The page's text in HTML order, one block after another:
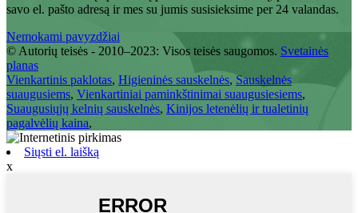
savo el. pašto adresą ir mes su jumis susisieksime per 24 valandas.
Nemokami pavyzdžiai
© Autorių teisės - 2010–2023: Visos teisės saugomos. Svetainės
planas
Vienkartinis paklotas, Higieninės sauskelnės, Sauskelnės
suaugusiems, Vienkartiniai paminkštinimai suaugusiesiems,
Suaugusiųjų kelnių sauskelnės, Kinijos letenėlių ir tualetinių
pagalvėlių kaina,
Siųsti el. laišką
x